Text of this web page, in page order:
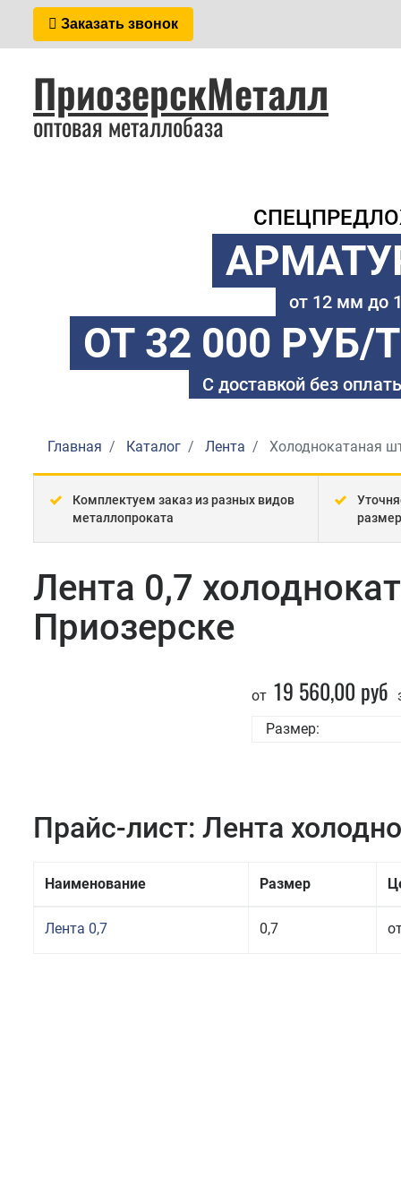
Заказать звонок
ПриозерскМеталл
оптовая металлобаза
от 12 мм до
ОТ 32 000 РУБ/
С доставкой без
Главная Каталог Лента Холоднокатаная
Комплектуем заказ из разных видов
металлопроката
Лента 0,7
Приозерске
от 19 560,00 руб
Размер:
Прайс-лист: Лента
Наименование Размер
Лента 0,7 0,7